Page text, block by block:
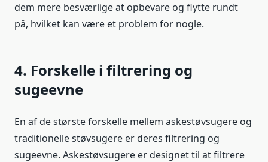
dem mere besværlige at opbevare og flytte rundt
på, hvilket kan være et problem for nogle.
4. Forskelle i filtrering og
sugeevne
En af de største forskelle mellem askestøvsugere og
traditionelle støvsugere er deres filtrering og
sugeevne. Askestøvsugere er designet til at filtrere